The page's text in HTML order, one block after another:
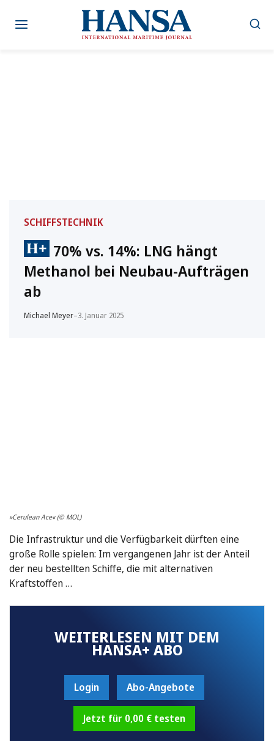
Inhalt
SCHIFFSTECHNIK
70% vs. 14%: LNG hängt
Methanol bei Neubau-Aufträgen
ab
Michael Meyer–3. Januar 2025
»Cerulean Ace« (© MOL)
Die Infrastruktur und die Verfügbarkeit dürften eine
große Rolle spielen: Im vergangenen Jahr ist der Anteil
der neu bestellten Schiffe, die mit alternativen
Kraftstoffen …
WEITERLESEN MIT DEM
HANSA+ ABO
Login Abo-Angebote
Jetzt für 0,00 € testen